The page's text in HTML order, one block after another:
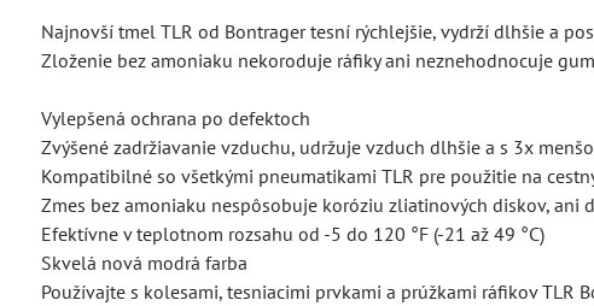
Najnovší tmel TLR od Bontrager tesní rýchlejšie, vydrží dlhšie a
Zloženie bez amoniaku nekoroduje ráfiky ani neznehodnocuje
Vylepšená ochrana po defektoch
Zvýšené zadržiavanie vzduchu, udržuje vzduch dlhšie a s 3x
Kompatibilné so všetkými pneumatikami TLR pre použitie na
Zmes bez amoniaku nespôsobuje koróziu zliatinových diskov, ani
Efektívne v teplotnom rozsahu od -5 do 120 °F (-21 až 49 °C)
Skvelá nová modrá farba
Používajte s kolesami, tesniacimi prvkami a prúžkami ráfikov TLR